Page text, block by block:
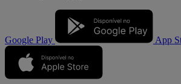
Google Play App